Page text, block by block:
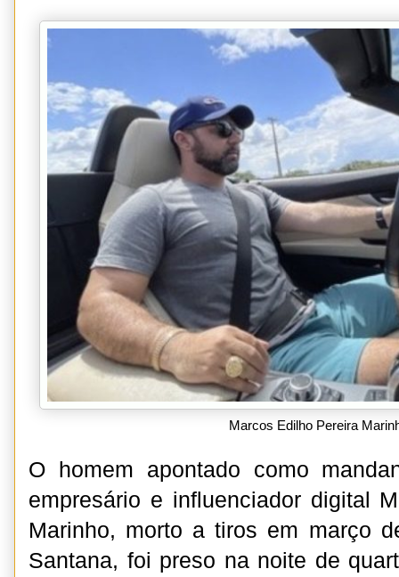
Marcos Edilho Pereira
O homem apontado como
empresário e influenciador digital
Marinho, morto a tiros em março
Santana, foi preso na noite de